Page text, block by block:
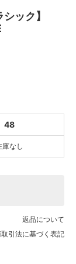
ック】
48
庫なし
返品について
引法に基づく表記